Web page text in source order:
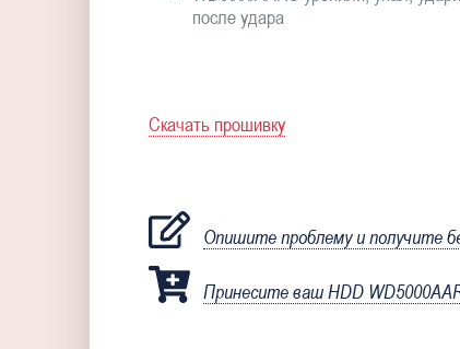
после удара
Скачать прошивку
Опишите проблему и получите
Принесите ваш HDD